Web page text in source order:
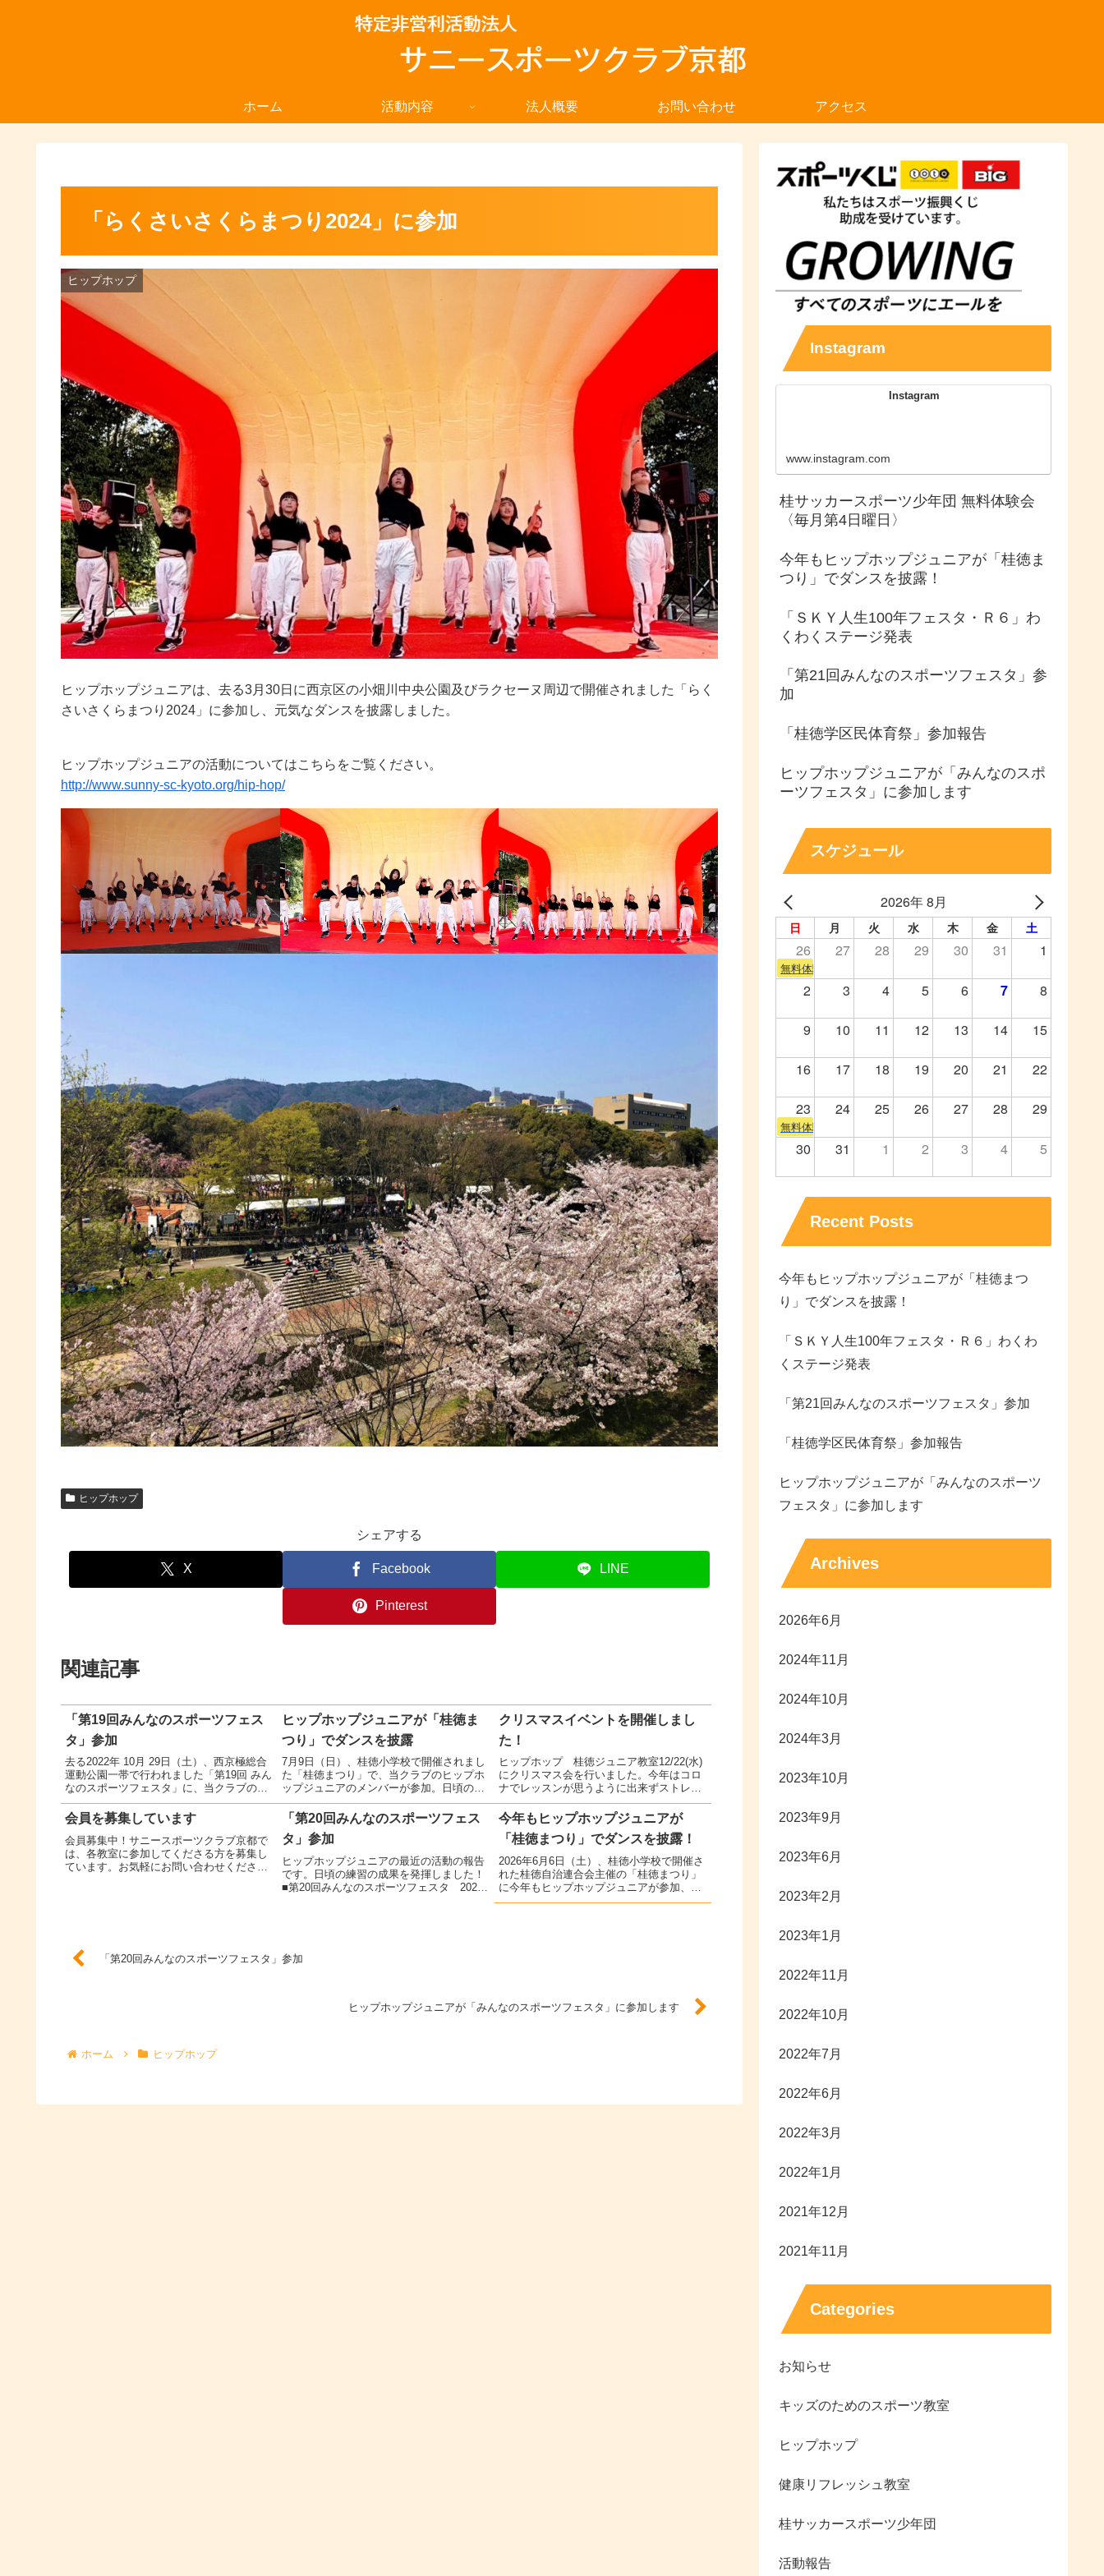
ホーム 活動内容 法人概要 お問い合わせ アクセス
「らくさいさくらまつり2024」に参加
ヒップホップ
ヒップホップジュニアは、去る3月30日に西京区の小畑川中央公園及びラクセーヌ周辺で開催されました「らく
さいさくらまつり2024」に参加し、元気なダンスを披露しました。
ヒップホップジュニアの活動についてはこちらをご覧ください。
http://www.sunny-sc-kyoto.org/hip-hop/
ヒップホップ
シェアする
X Facebook LINE
Pinterest
関連記事
「第19回みんなのスポーツフェス
タ」参加
去る2022年 10月 29日（土）、西京極総合
運動公園一帯で行われました「第19回 みん
なのスポーツフェスタ」に、当クラブのヒ
ップホップ教室のメンバーが参加しまし
た。このイベントは、市民参加型スポーツ
イベントで、NPO法人サニースポーツク...
ヒップホップジュニアが「桂徳ま
つり」でダンスを披露
7月9日（日）、桂徳小学校で開催されまし
た「桂徳まつり」で、当クラブのヒップホ
ップジュニアのメンバーが参加。日頃の練
習の成果を発揮し、元気にダンスを披露し
ました。
クリスマスイベントを開催しまし
た！
ヒップホップ 桂徳ジュニア教室12/22(水)
にクリスマス会を行いました。今年はコロ
ナでレッスンが思うように出来ずストレス
の溜まった1年でしたが、生徒達が楽しみに
していたクリスマス会を開催出来たことに
感謝です。ジングルベルのダンスを踊った
後...
会員を募集しています
会員募集中！サニースポーツクラブ京都で
は、各教室に参加してくださる方を募集し
ています。お気軽にお問い合わせくださ
「第20回みんなのスポーツフェス
タ」参加
ヒップホップジュニアの最近の活動の報告
です。日頃の練習の成果を発揮しました！
■第20回みんなのスポーツフェスタ 2023
今年もヒップホップジュニアが
「桂徳まつり」でダンスを披露！
2026年6月6日（土）、桂徳小学校で開催さ
れた桂徳自治連合会主催の「桂徳まつり」
に今年もヒップホップジュニアが参加、元
気いっぱいのダンスを披露しました！地域
「第20回みんなのスポーツフェスタ」参加
ヒップホップジュニアが「みんなのスポーツフェスタ」に参加します
ホーム ヒップホップ
Instagram
Instagram
www.instagram.com
桂サッカースポーツ少年団 無料体験会
〈毎月第4日曜日〉
今年もヒップホップジュニアが「桂徳ま
つり」でダンスを披露！
「ＳＫＹ人生100年フェスタ・Ｒ６」わ
くわくステージ発表
「第21回みんなのスポーツフェスタ」参
加
「桂徳学区民体育祭」参加報告
ヒップホップジュニアが「みんなのスポ
ーツフェスタ」に参加します
スケジュール
2026年 8月
日 月 火 水 木 金 土
26 27 28 29 30 31 1
無料体験会
2 3 4 5 6 7 8
9 10 11 12 13 14 15
16 17 18 19 20 21 22
23 24 25 26 27 28 29
無料体験会
30 31 1 2 3 4 5
Recent Posts
今年もヒップホップジュニアが「桂徳まつ
り」でダンスを披露！
「ＳＫＹ人生100年フェスタ・Ｒ６」わくわ
くステージ発表
「第21回みんなのスポーツフェスタ」参加
「桂徳学区民体育祭」参加報告
ヒップホップジュニアが「みんなのスポーツ
フェスタ」に参加します
Archives
2026年6月
2024年11月
2024年10月
2024年3月
2023年10月
2023年9月
2023年6月
2023年2月
2023年1月
2022年11月
2022年10月
2022年7月
2022年6月
2022年3月
2022年1月
2021年12月
2021年11月
Categories
お知らせ
キッズのためのスポーツ教室
ヒップホップ
健康リフレッシュ教室
桂サッカースポーツ少年団
活動報告